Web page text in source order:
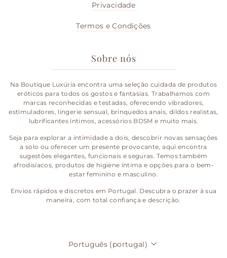
Privacidade
Termos e Condições
Sobre nós
Na Boutique Luxúria encontra uma seleção cuidada de produtos
eróticos para todos os gostos e fantasias. Trabalhamos com
marcas reconhecidas e testadas, oferecendo vibradores,
estimuladores, lingerie sensual, brinquedos anais, dildos realistas,
lubrificantes íntimos, acessórios BDSM e muito mais.
Seja para explorar a intimidade a dois, descobrir novas sensações
a solo ou oferecer um presente provocante, aqui encontra
sugestões elegantes, funcionais e seguras. Temos também
afrodisíacos, produtos de higiene íntima e opções para o bem-
estar feminino e masculino.
Envios rápidos e discretos em Portugal. Descubra o prazer à sua
maneira, com total confiança e descrição.
Idioma
Português (portugal)